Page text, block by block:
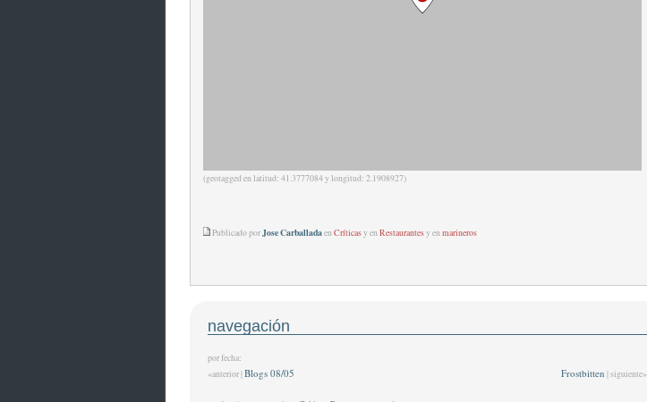
(geotagged en latitud: 41.3777084 y longitud: 2.1908927)
Publicado porJose CarballadaenCríticasy enRestaurantesy enmarineros
navegación
por fecha:
Frostbitten | siguiente»
«anterior |Blogs 08/05